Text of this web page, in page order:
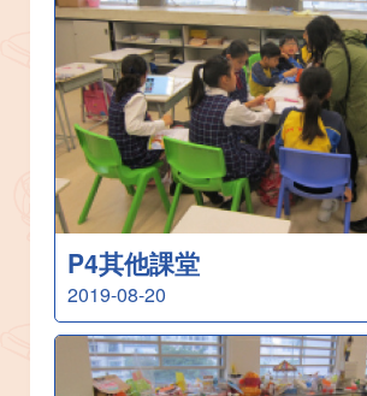
P4其他課堂
2019-08-20